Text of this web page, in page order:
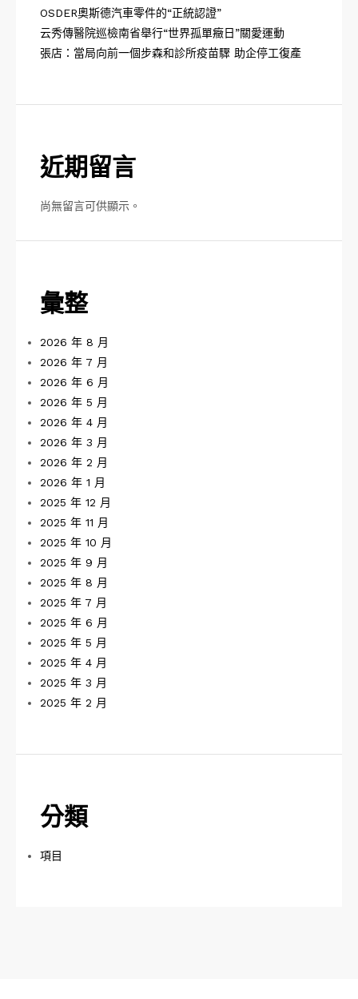
OSDER奧斯德汽車零件的“正統認證”
云秀傳醫院巡檢南省舉行“世界孤單癥日”關愛運動
張店：當局向前一個步森和診所疫苗驟 助企停工復產
近期留言
尚無留言可供顯示。
彙整
2026 年 8 月
2026 年 7 月
2026 年 6 月
2026 年 5 月
2026 年 4 月
2026 年 3 月
2026 年 2 月
2026 年 1 月
2025 年 12 月
2025 年 11 月
2025 年 10 月
2025 年 9 月
2025 年 8 月
2025 年 7 月
2025 年 6 月
2025 年 5 月
2025 年 4 月
2025 年 3 月
2025 年 2 月
分類
項目